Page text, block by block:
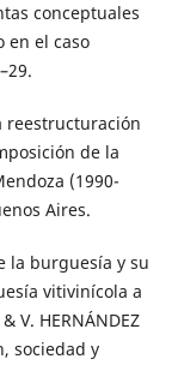
conceptuales
en el caso
reestructuración
de la
(1990-
Aires.
la burguesía y su
vitivinícola a
V. HERNÁNDEZ
sociedad y